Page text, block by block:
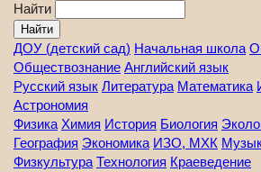
Найти
ДОУ (детский сад) Начальная школа
Обществознание Английский язык
Русский язык Литература Математика
Астрономия
Физика Химия История Биология
География Экономика ИЗО, МХК
Физкультура Технология Краеведение